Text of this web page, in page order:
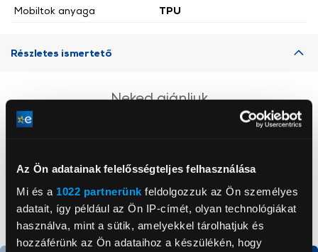
Az Ön adatainak felelősségteljes felhasználása
Mi és a 1022 partnerünk feldolgozzuk az Ön személyes
adatait, így például az Ön IP-címét, olyan technológiákat
használva, mint a sütik, amelyekkel tárolhatjuk és
hozzáférünk az Ön adataihoz a készülékén, hogy
Mobiltok anyaga
TPU
Részletes ismertető
Neked ajánljuk